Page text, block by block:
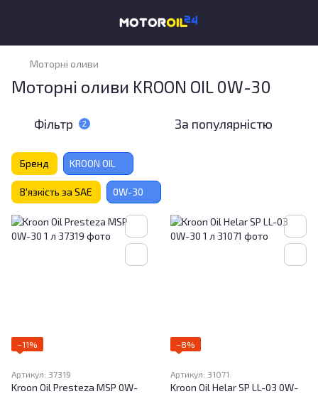
Моторні оливи
Моторні оливи KROON OIL 0W-30
Фільтр 2 За популярністю
Бренд KROON OIL
В'язкість за SAE 0W-30
−11%
Артикул: 37319
Kroon Oil Presteza MSP 0W-
−8%
Артикул: 31071
Kroon Oil Helar SP LL-03 0W-